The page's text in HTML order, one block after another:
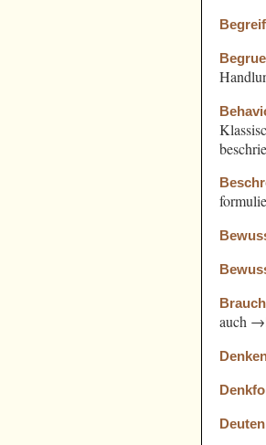
auch →
Deuten